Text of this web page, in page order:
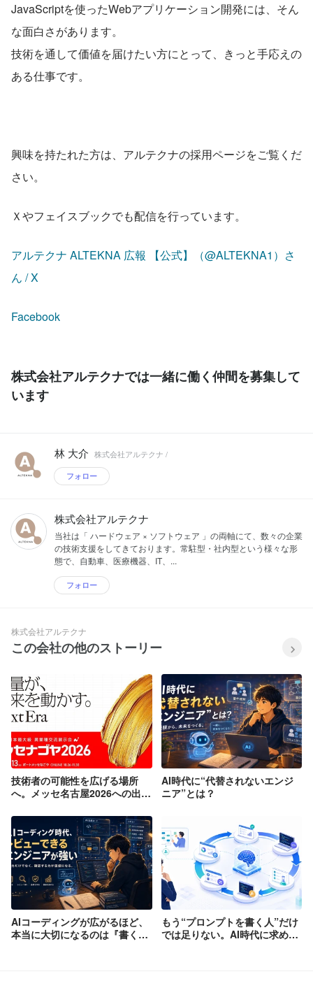
JavaScriptを使ったWebアプリケーション開発には、そん
な面白さがあります。
技術を通して価値を届けたい方にとって、きっと手応えの
ある仕事です。
興味を持たれた方は、アルテクナの採用ページをご覧くだ
さい。
Ｘやフェイスブックでも配信を行っています。
アルテクナ ALTEKNA 広報 【公式】（@ALTEKNA1）さ
ん / X
Facebook
株式会社アルテクナでは一緒に働く仲間を募集して
います
林 大介 株式会社アルテクナ /
フォロー
株式会社アルテクナ
当社は「 ハードウェア × ソフトウェア 」の両軸にて、数々の企業
の技術支援をしてきております。常駐型・社内型という様々な形
態で、自動車、医療機器、IT、...
フォロー
株式会社アルテクナ
この会社の他のストーリー
技術者の可能性を広げる場所
へ。メッセ名古屋2026への出展
AI時代に“代替されないエンジ
ニア”とは？
AIコーディングが広がるほど、
本当に大切になるのは『書く
もう“プロンプトを書く人”だけ
では足りない。AI時代に求めら